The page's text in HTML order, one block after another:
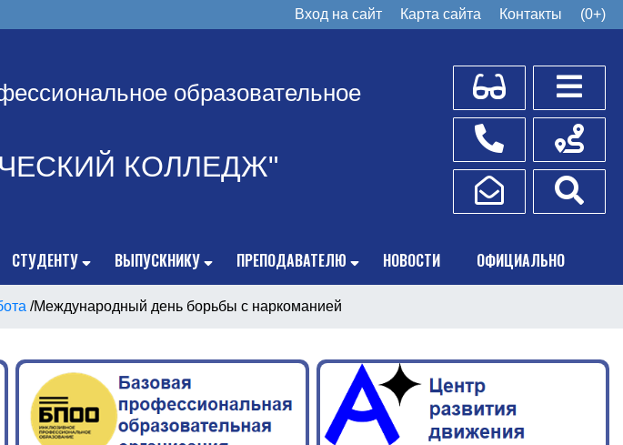
Вход на сайт Карта сайта Контакты (0+)
образовательное
КОЛЛЕДЖ"
Для слабовидящих
Телефоны
Написать обращение
Схема
СТУДЕНТУ ВЫПУСКНИКУ ПРЕПОДАВАТЕЛЮ НОВОСТИ ОФИЦИАЛЬНО
/Международный день борьбы с наркоманией